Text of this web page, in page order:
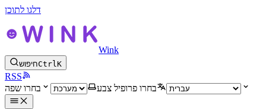
דלגו לתוכן
Wink
חיפושCtrlK
RSS
בחרו פרופיל צבע
בחרו שפה